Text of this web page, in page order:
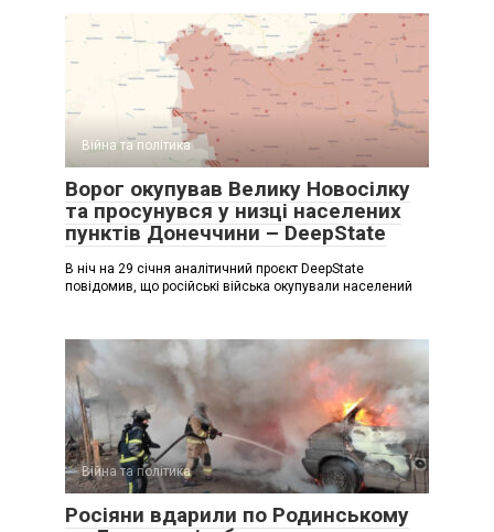
Війна та політика
Ворог окупував Велику Новосілку
та просунувся у низці населених
пунктів Донеччини – DeepState
В ніч на 29 січня аналітичний проєкт DeepState
повідомив, що російські війська окупували населений
Війна та політика
Росіяни вдарили по Родинському